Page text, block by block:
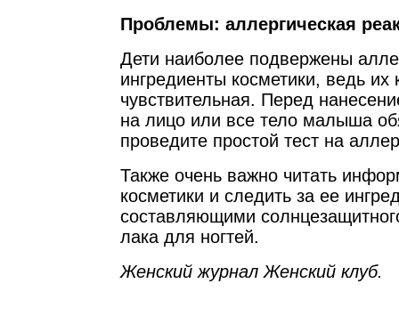
Проблемы: аллергическая
Дети наиболее подвержены
ингредиенты косметики, ведь
чувствительная. Перед
на лицо или все тело малыша
проведите простой тест на
Также очень важно читать
косметики и следить за ее
составляющими
лака для ногтей.
Женский журнал Женский клуб.